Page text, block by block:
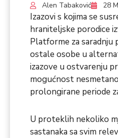
Alen Tabaković 28
Izazovi s kojima se
hraniteljske porodice
Platforme za saradnju
ostale osobe u
izazove u ostvarenju
mogućnost
prolongirane periode
U proteklih nekoliko
sastanaka sa svim